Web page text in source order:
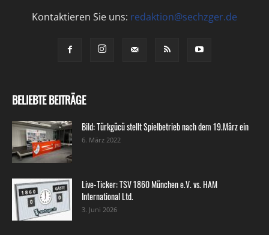
Kontaktieren Sie uns: redaktion@sechzger.de
BELIEBTE BEITRÄGE
Bild: Türkgücü stellt Spielbetrieb nach dem 19.März ein
6. März 2022
Live-Ticker: TSV 1860 München e.V. vs. HAM
International Ltd.
3. Juni 2026